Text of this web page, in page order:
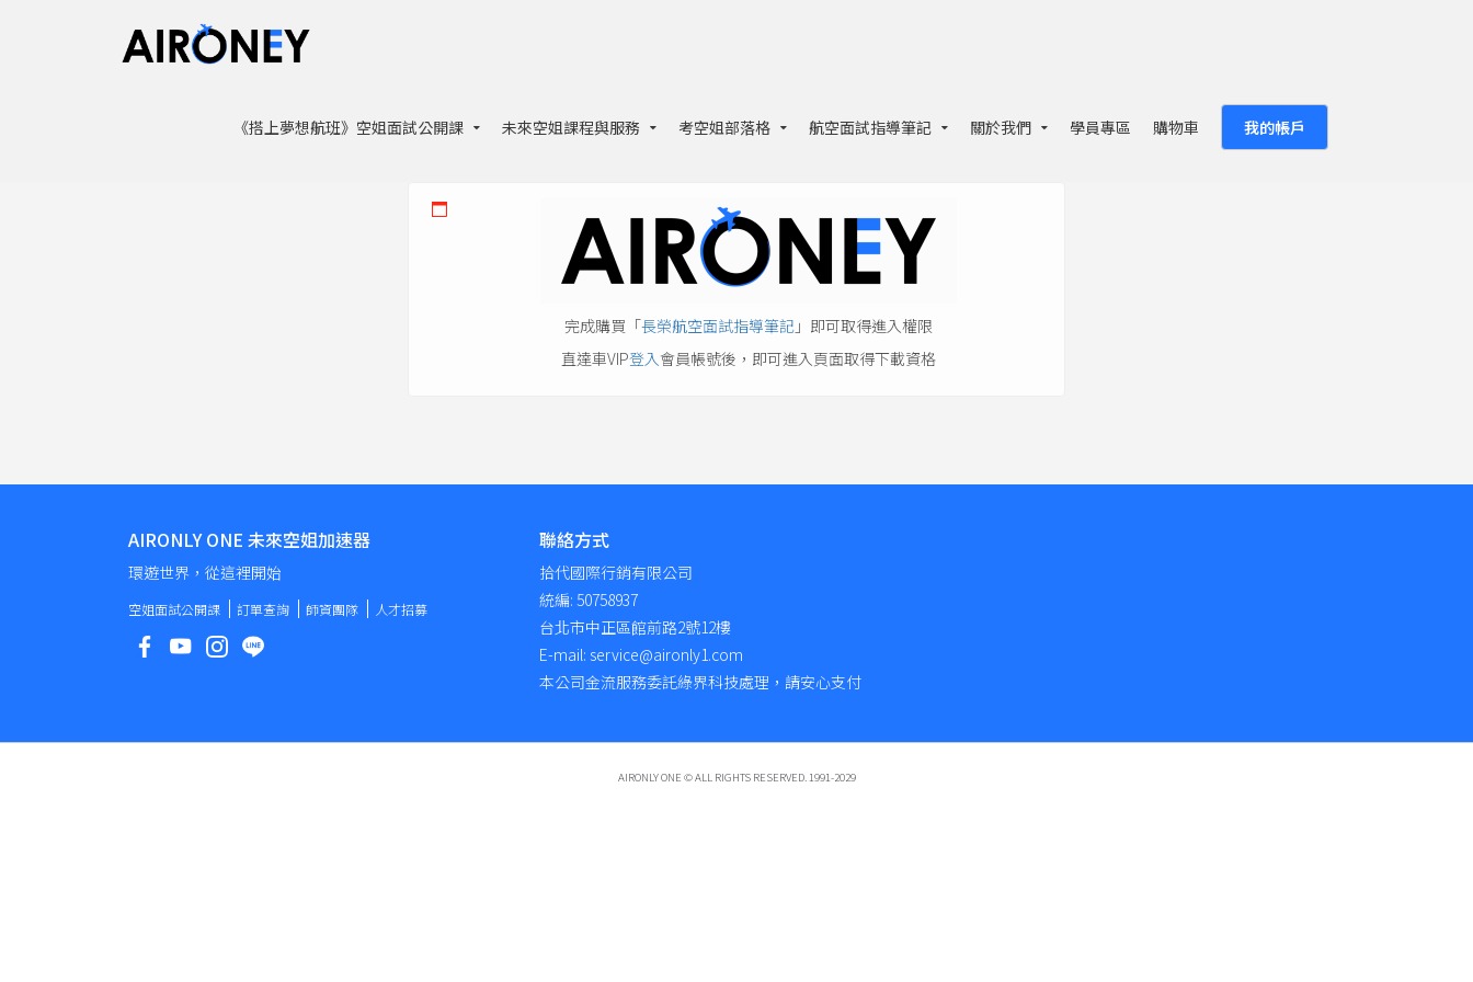
《搭上夢想航班》空姐面試公開課 未來空姐課程與服務 考空姐部落格 航空面試指導筆記 關於我們 學員專區 購物車 我的帳戶
完成購買「長榮航空面試指導筆記」即可取得進入權限
直達車VIP登入會員帳號後，即可進入頁面取得下載資格
AIRONLY ONE 未來空姐加速器
環遊世界，從這裡開始
空姐面試公開課 訂單查詢 師資團隊 人才招募
聯絡方式
拾代國際行銷有限公司
統編: 50758937
台北市中正區館前路2號12樓
E-mail: service@aironly1.com
本公司金流服務委託綠界科技處理，請安心支付
AIRONLY ONE © ALL RIGHTS RESERVED. 1991-2029